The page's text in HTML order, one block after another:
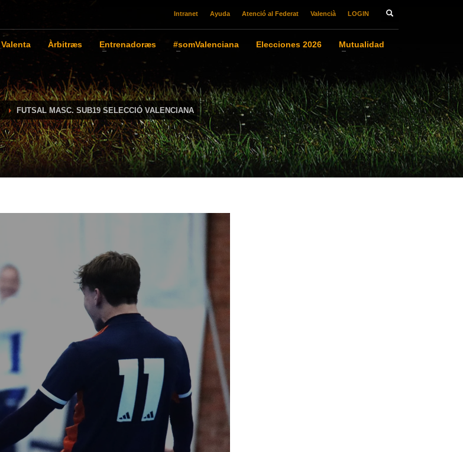
Intranet Ayuda Atenció al Federat Valencià LOGIN
Valenta Àrbitræs Entrenadoræs #somValenciana Elecciones 2026
Mutualidad
FUTSAL MASC. SUB19 SELECCIÓ VALENCIANA